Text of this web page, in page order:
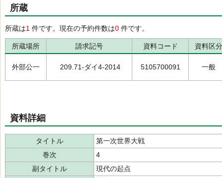
所蔵
所蔵は1 件です。現在の予約件数は0 件です。
所蔵場所 請求記号 資料コード 資料区分
外部公一 209.71-ダイ4-2014 5105700091 一般
資料詳細
タイトル
第一次世界大戦
巻次
4
副タイトル
現代の起点